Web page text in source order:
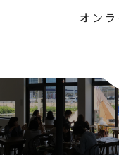
オン